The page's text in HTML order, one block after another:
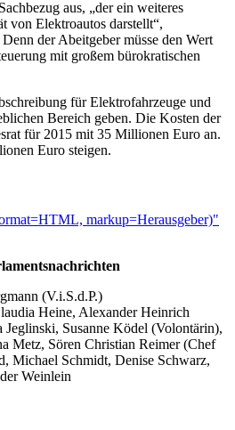
aus, „der ein weiteres
von Elektroautos darstellt“,
der Abeitgeber müsse den Wert
mit großem bürokratischen
für Elektrofahrzeuge und
Bereich geben. Die Kosten der
für 2015 mit 35 Millionen Euro an.
Euro steigen.
markup=Herausgeber)"
(V.i.S.d.P.)
Heine, Alexander Heinrich
Jeglinski, Susanne Ködel (Volontärin),
Metz, Sören Christian Reimer (Chef
Michael Schmidt, Denise Schwarz,
Weinlein